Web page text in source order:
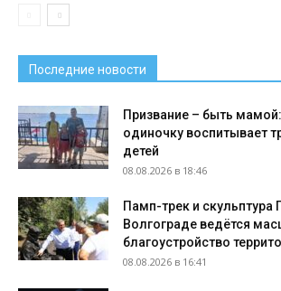
Последние новости
Призвание – быть
одиночку воспитывает
детей
08.08.2026 в 18:46
Памп-трек и скульптура
Волгограде ведётся
благоустройство
08.08.2026 в 16:41